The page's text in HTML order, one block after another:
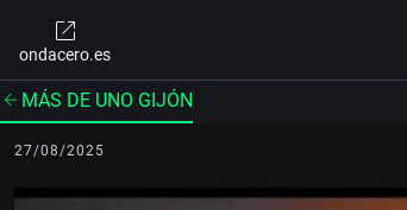
ondacero.es
MÁS DE UNO GIJÓN
27/08/2025